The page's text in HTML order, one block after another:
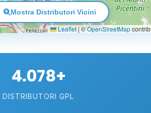
Leaflet|©OpenStreetMap
Mostra Distributori Vicini
4.078+
DISTRIBUTORI GPL